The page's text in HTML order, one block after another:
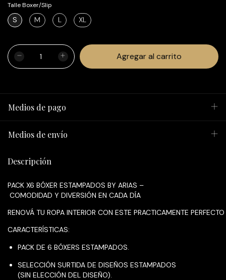
Talle Boxer/Slip
S M L XL
Medios de pago
Medios de envío
Descripción
PACK X6 BÓXER ESTAMPADOS BY ARIAS –
COMODIDAD Y DIVERSIÓN EN CADA DÍA
RENOVÁ TU ROPA INTERIOR CON ESTE PRACTICAMENTE
CARACTERÍSTICAS:
PACK DE 6 BÓXERS ESTAMPADOS.
SELECCIÓN SURTIDA DE DISEÑOS ESTAMPADOS
(SIN ELECCIÓN DEL DISEÑO).